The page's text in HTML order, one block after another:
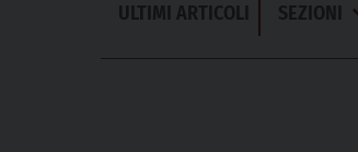
ULTIMI ARTICOLI SEZIONI